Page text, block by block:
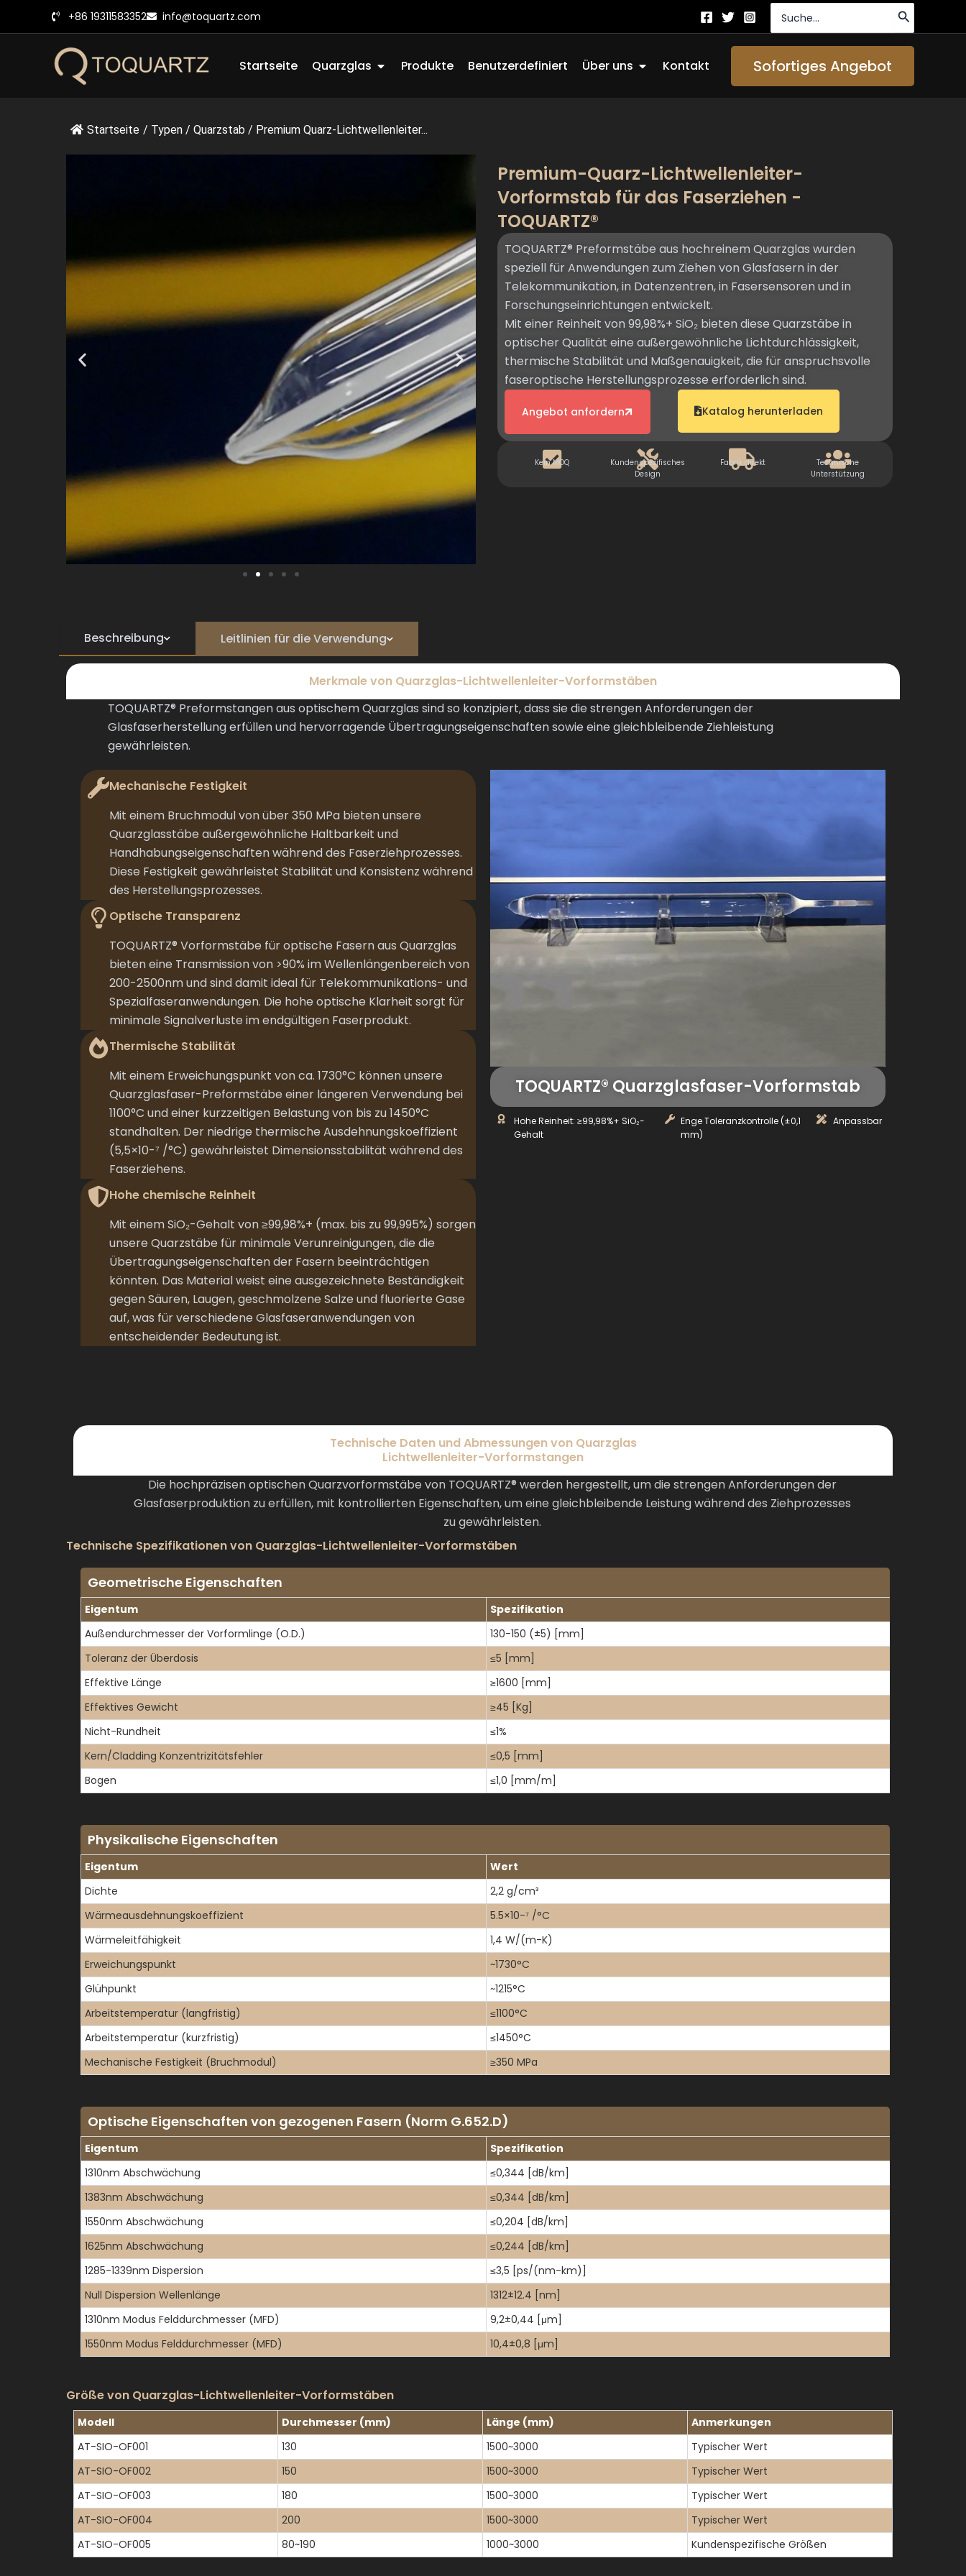
+86 19311583352 info@toquartz.com
Suche
nach:
Startseite Quarzglas Offen Quartz Glass
Produkte Benutzerdefiniert Über uns Offen About Us
Kontakt Sofortiges Angebot
Startseite / Typen / Quarzstab / Premium Quarz-Lichtwellenleiter...
Premium-Quarz-Lichtwellenleiter-
Vorformstab für das Faserziehen -
TOQUARTZ®
TOQUARTZ® Preformstäbe aus hochreinem Quarzglas wurden
speziell für Anwendungen zum Ziehen von Glasfasern in der
Telekommunikation, in Datenzentren, in Fasersensoren und in
Forschungseinrichtungen entwickelt.
Mit einer Reinheit von 99,98%+ SiO₂ bieten diese Quarzstäbe in
optischer Qualität eine außergewöhnliche Lichtdurchlässigkeit,
thermische Stabilität und Maßgenauigkeit, die für anspruchsvolle
faseroptische Herstellungsprozesse erforderlich sind.
Angebot anfordern Katalog herunterladen
Kein MOQ
Kundenspezifisches
Design
Fabrik direkt
Technische
Unterstützung
Beschreibung Leitlinien für die Verwendung
Merkmale von Quarzglas-Lichtwellenleiter-Vorformstäben
TOQUARTZ® Preformstangen aus optischem Quarzglas sind so konzipiert, dass sie die strengen Anforderungen der
Glasfaserherstellung erfüllen und hervorragende Übertragungseigenschaften sowie eine gleichbleibende Ziehleistung
gewährleisten.
Mechanische Festigkeit
Mit einem Bruchmodul von über 350 MPa bieten unsere
Quarzglasstäbe außergewöhnliche Haltbarkeit und
Handhabungseigenschaften während des Faserziehprozesses.
Diese Festigkeit gewährleistet Stabilität und Konsistenz während
des Herstellungsprozesses.
Optische Transparenz
TOQUARTZ® Vorformstäbe für optische Fasern aus Quarzglas
bieten eine Transmission von >90% im Wellenlängenbereich von
200-2500nm und sind damit ideal für Telekommunikations- und
Spezialfaseranwendungen. Die hohe optische Klarheit sorgt für
minimale Signalverluste im endgültigen Faserprodukt.
Thermische Stabilität
Mit einem Erweichungspunkt von ca. 1730°C können unsere
Quarzglasfaser-Preformstäbe einer längeren Verwendung bei
1100°C und einer kurzzeitigen Belastung von bis zu 1450°C
standhalten. Der niedrige thermische Ausdehnungskoeffizient
(5,5×10-⁷ /°C) gewährleistet Dimensionsstabilität während des
Faserziehens.
Hohe chemische Reinheit
Mit einem SiO₂-Gehalt von ≥99,98%+ (max. bis zu 99,995%) sorgen
unsere Quarzstäbe für minimale Verunreinigungen, die die
Übertragungseigenschaften der Fasern beeinträchtigen
könnten. Das Material weist eine ausgezeichnete Beständigkeit
gegen Säuren, Laugen, geschmolzene Salze und fluorierte Gase
auf, was für verschiedene Glasfaseranwendungen von
entscheidender Bedeutung ist.
TOQUARTZ® Quarzglasfaser-Vorformstab
Hohe Reinheit: ≥99,98%+ SiO₂-
Gehalt
Enge Toleranzkontrolle (±0,1
mm)
Anpassbar
Technische Daten und Abmessungen von Quarzglas
Lichtwellenleiter-Vorformstangen
Die hochpräzisen optischen Quarzvorformstäbe von TOQUARTZ® werden hergestellt, um die strengen Anforderungen der
Glasfaserproduktion zu erfüllen, mit kontrollierten Eigenschaften, um eine gleichbleibende Leistung während des Ziehprozesses
zu gewährleisten.
Technische Spezifikationen von Quarzglas-Lichtwellenleiter-Vorformstäben
Geometrische Eigenschaften
Eigentum
Spezifikation
Außendurchmesser der Vorformlinge (O.D.)
130-150 (±5) [mm]
Toleranz der Überdosis
≤5 [mm]
Effektive Länge
≥1600 [mm]
Effektives Gewicht
≥45 [Kg]
Nicht-Rundheit
≤1%
Kern/Cladding Konzentrizitätsfehler
≤0,5 [mm]
Bogen
≤1,0 [mm/m]
Physikalische Eigenschaften
Eigentum
Wert
Dichte
2,2 g/cm³
Wärmeausdehnungskoeffizient
5.5×10-⁷ /°C
Wärmeleitfähigkeit
1,4 W/(m-K)
Erweichungspunkt
~1730°C
Glühpunkt
~1215°C
Arbeitstemperatur (langfristig)
≤1100°C
Arbeitstemperatur (kurzfristig)
≤1450°C
Mechanische Festigkeit (Bruchmodul)
≥350 MPa
Optische Eigenschaften von gezogenen Fasern (Norm G.652.D)
Eigentum
Spezifikation
1310nm Abschwächung
≤0,344 [dB/km]
1383nm Abschwächung
≤0,344 [dB/km]
1550nm Abschwächung
≤0,204 [dB/km]
1625nm Abschwächung
≤0,244 [dB/km]
1285-1339nm Dispersion
≤3,5 [ps/(nm-km)]
Null Dispersion Wellenlänge
1312±12.4 [nm]
1310nm Modus Felddurchmesser (MFD)
9,2±0,44 [μm]
1550nm Modus Felddurchmesser (MFD)
10,4±0,8 [μm]
Größe von Quarzglas-Lichtwellenleiter-Vorformstäben
Modell Durchmesser (mm) Länge (mm)
Anmerkungen
AT-SIO-OF001
130 1500~3000
Typischer Wert
AT-SIO-OF002
150 1500~3000
Typischer Wert
AT-SIO-OF003
180 1500~3000
Typischer Wert
AT-SIO-OF004
200 1500~3000
Typischer Wert
AT-SIO-OF005
80~190 1000~3000 Kundenspezifische Größen